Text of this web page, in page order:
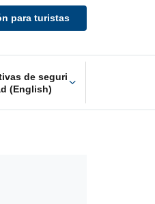
de seguri
(English)
para turistas